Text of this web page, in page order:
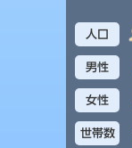
人口
男性
女性
世帯数